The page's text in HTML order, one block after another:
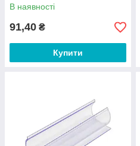
В наявності
91,40 ₴
Купити